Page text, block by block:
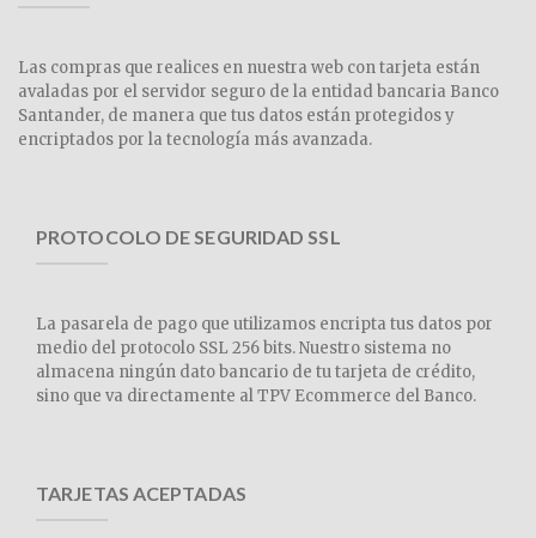
Las compras que realices en nuestra web con tarjeta están
avaladas por el servidor seguro de la entidad bancaria Banco
Santander, de manera que tus datos están protegidos y
encriptados por la tecnología más avanzada.
PROTOCOLO DE SEGURIDAD SSL
La pasarela de pago que utilizamos encripta tus datos por
medio del protocolo SSL 256 bits. Nuestro sistema no
almacena ningún dato bancario de tu tarjeta de crédito,
sino que va directamente al TPV Ecommerce del Banco.
TARJETAS ACEPTADAS